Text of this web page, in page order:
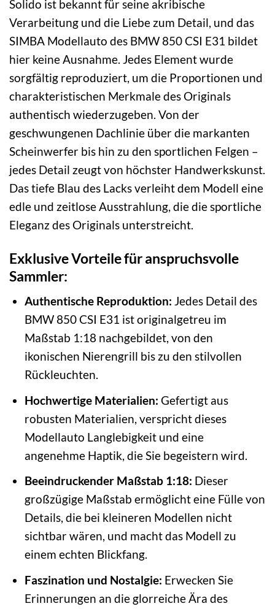
Solido ist bekannt für seine akribische
Verarbeitung und die Liebe zum Detail, und das
SIMBA Modellauto des BMW 850 CSI E31 bildet
hier keine Ausnahme. Jedes Element wurde
sorgfältig reproduziert, um die Proportionen und
charakteristischen Merkmale des Originals
authentisch wiederzugeben. Von der
geschwungenen Dachlinie über die markanten
Scheinwerfer bis hin zu den sportlichen Felgen –
jedes Detail zeugt von höchster Handwerkskunst.
Das tiefe Blau des Lacks verleiht dem Modell eine
edle und zeitlose Ausstrahlung, die die sportliche
Eleganz des Originals unterstreicht.
Exklusive Vorteile für anspruchsvolle
Sammler:
Authentische Reproduktion: Jedes Detail des
BMW 850 CSI E31 ist originalgetreu im
Maßstab 1:18 nachgebildet, von den
ikonischen Nierengrill bis zu den stilvollen
Rückleuchten.
Hochwertige Materialien: Gefertigt aus
robusten Materialien, verspricht dieses
Modellauto Langlebigkeit und eine
angenehme Haptik, die Sie begeistern wird.
Beeindruckender Maßstab 1:18: Dieser
großzügige Maßstab ermöglicht eine Fülle von
Details, die bei kleineren Modellen nicht
sichtbar wären, und macht das Modell zu
einem echten Blickfang.
Faszination und Nostalgie: Erwecken Sie
Erinnerungen an die glorreiche Ära des